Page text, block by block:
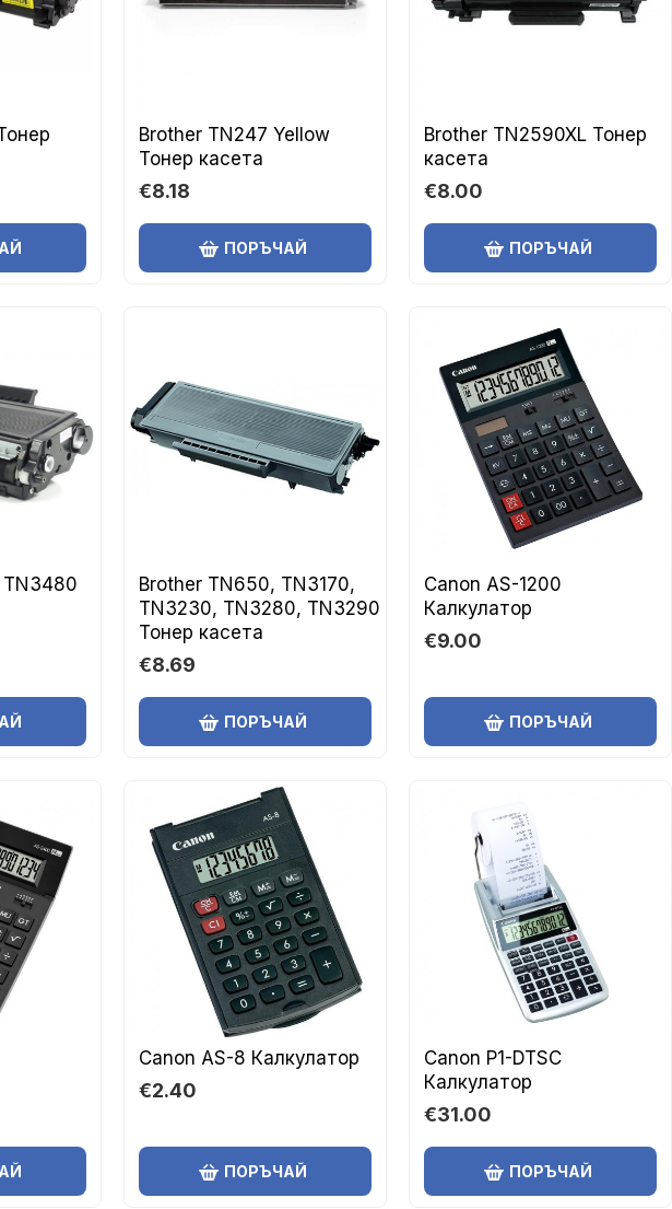
Brother TN247 Yellow
Тонер касета
€8.18
ПОРЪЧАЙ
Brother TN2590XL Тонер
касета
€8.00
ПОРЪЧАЙ
TN3480
Brother TN650, TN3170,
TN3230, TN3280, TN3290
Тонер касета
€8.69
ПОРЪЧАЙ
Canon AS-1200
Калкулатор
€9.00
ПОРЪЧАЙ
Canon AS-8 Калкулатор
€2.40
ПОРЪЧАЙ
Canon P1-DTSC
Калкулатор
€31.00
ПОРЪЧАЙ